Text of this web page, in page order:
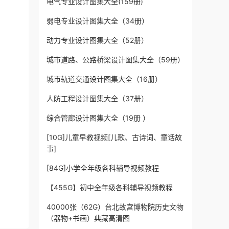
弱电专业设计图集大全（34册）
动力专业设计图集大全（52册）
城市道路、公路桥梁设计图集大全（59册）
城市轨道交通设计图集大全（16册）
人防工程设计图集大全（37册）
综合管廊设计图集大全（19册 ）
[10G]儿童早教视频[儿歌、古诗词、童话故
事]
[84G]小学全年级各科辅导视频教程
【455G】初中全年级各科辅导视频教程
40000张（62G）台北故宫博物院历史文物
（器物+书画）典藏高清图